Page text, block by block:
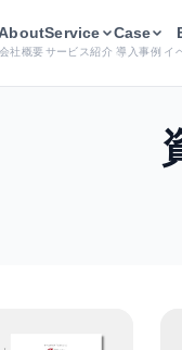
会社概要
Service
サービス紹介
Case
導入事例 イ